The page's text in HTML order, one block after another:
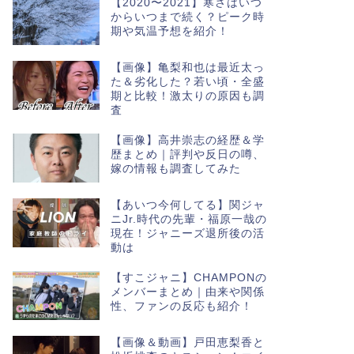
【2020〜2021】寒さはいつ
からいつまで続く？ピーク時
期や気温予想を紹介！
【画像】亀梨和也は最近太っ
た＆劣化した？若い頃・全盛
期と比較！激太りの原因も調
査
【画像】高井崇志の経歴＆学
歴まとめ｜評判や反日の噂、
嫁の情報も調査してみた
【あいつ今何してる】関ジャ
ニJr.時代の先輩・福原一哉の
現在！ジャニーズ退所後の活
動は
【すこジャニ】CHAMPONの
メンバーまとめ｜由来や関係
性、ファンの反応も紹介！
【画像＆動画】戸田恵梨香と